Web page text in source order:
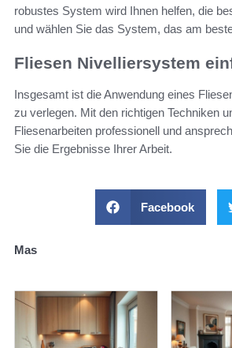
robustes System wird Ihnen helfen, die
und wählen Sie das System, das am
Fliesen Nivelliersystem
Insgesamt ist die Anwendung eines
zu verlegen. Mit den richtigen Techniken
Fliesenarbeiten professionell und
Sie die Ergebnisse Ihrer Arbeit.
Facebook
Mas